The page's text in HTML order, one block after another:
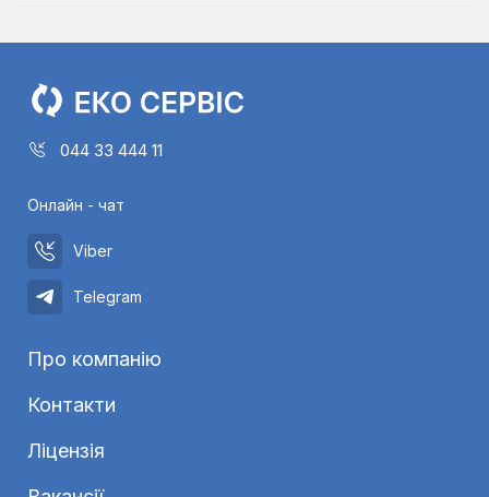
044 33 444 11
Онлайн - чат
Viber
Telegram
Про компанію
Контакти
Ліцензія